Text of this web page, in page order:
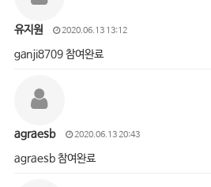
유지원 2020.06.13 13:12
ganji8709 참여완료
agraesb 2020.06.13 20:43
agraesb 참여완료